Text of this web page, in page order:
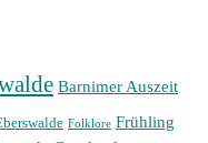
Barnimer Auszeit
Folklore Frühling